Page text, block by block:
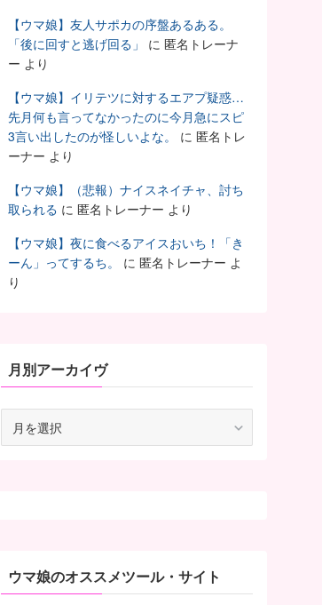
【ウマ娘】友人サポカの序盤あるある。
「後に回すと逃げ回る」
に 匿名トレーナ
ー より
【ウマ娘】イリテツに対するエアプ疑惑…
先月何も言ってなかったのに今月急にスピ
3言い出したのが怪しいよな。
に 匿名トレ
ーナー より
【ウマ娘】（悲報）ナイスネイチャ、討ち
取られる に 匿名トレーナー より
【ウマ娘】夜に食べるアイスおいち！「き
ーん」ってするち。
に 匿名トレーナー よ
り
月別アーカイヴ
ウマ娘のオススメツール・サイト